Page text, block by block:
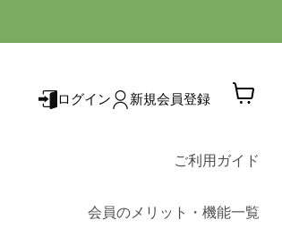
ログイン 新規会員登録
を
ご利用ガイド
会員のメリット・機能一覧